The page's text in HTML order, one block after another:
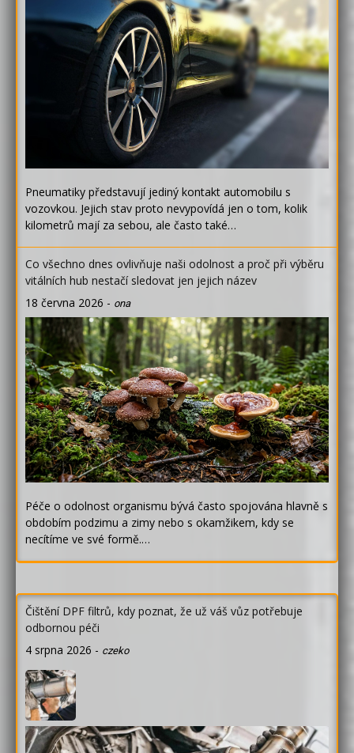
Pneumatiky představují jediný kontakt automobilu s
vozovkou. Jejich stav proto nevypovídá jen o tom, kolik
kilometrů mají za sebou, ale často také…
Co všechno dnes ovlivňuje naši odolnost a proč při výběru
vitálních hub nestačí sledovat jen jejich název
18 června 2026 - ona
Péče o odolnost organismu bývá často spojována hlavně s
obdobím podzimu a zimy nebo s okamžikem, kdy se
necítíme ve své formě.…
Čištění DPF filtrů, kdy poznat, že už váš vůz potřebuje
odbornou péči
4 srpna 2026 - czeko